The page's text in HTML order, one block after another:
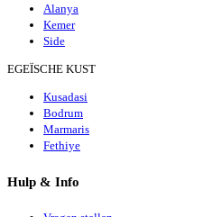
Alanya
Kemer
Side
EGEÏSCHE KUST
Kusadasi
Bodrum
Marmaris
Fethiye
Hulp & Info